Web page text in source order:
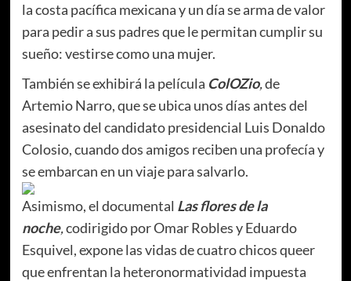
la costa pacífica mexicana y un día se arma de valor
para pedir a sus padres que le permitan cumplir su
sueño: vestirse como una mujer.
También se exhibirá la película ColOZio,de
Artemio Narro, que se ubica unos días antes del
asesinato del candidato presidencial Luis Donaldo
Colosio, cuando dos amigos reciben una profecía y
se embarcan en un viaje para salvarlo.
Asimismo, el documental Las flores de la
noche,codirigido por Omar Robles y Eduardo
Esquivel, expone las vidas de cuatro chicos queer
que enfrentan la heteronormatividad impuesta